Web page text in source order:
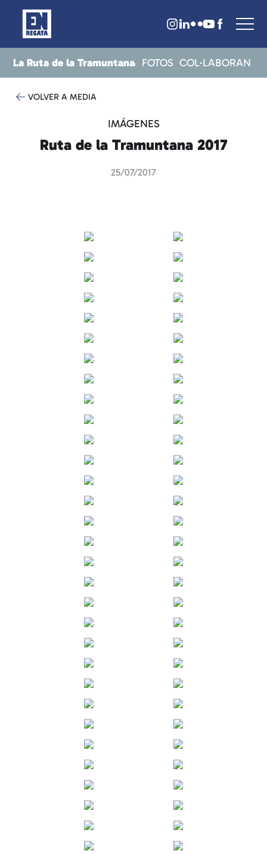
La Ruta de la Tramuntana
RESULTATS NOTICIES FOTOS COL·LABORAN
VOLVER A MEDIA
IMÁGENES
Ruta de la Tramuntana 2017
25/07/2017